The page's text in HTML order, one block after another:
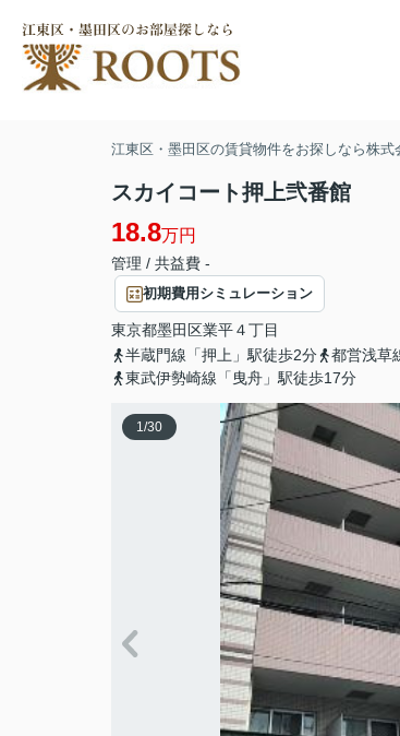
江東区・墨田区の賃貸物件をお探しなら株式
スカイコート押上弐番館
18.8万円
管理 / 共益費 -
初期費用シミュレーション
東京都墨田区業平４丁目
半蔵門線「押上」駅徒歩2分
都営浅草
東武伊勢崎線「曳舟」駅徒歩17分
1/30